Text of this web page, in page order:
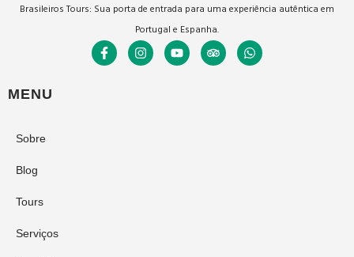
Brasileiros Tours: Sua porta de entrada para uma experiência autêntica em
Portugal e Espanha.
MENU
Sobre
Blog
Tours
Serviços